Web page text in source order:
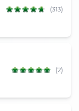
(313)
(2)